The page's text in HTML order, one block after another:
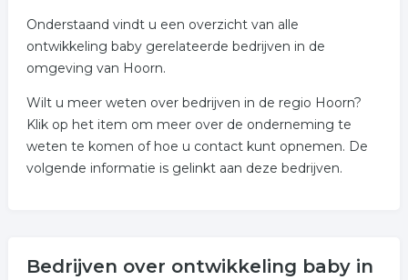
Onderstaand vindt u een overzicht van alle
ontwikkeling baby gerelateerde bedrijven in de
omgeving van Hoorn.
Wilt u meer weten over bedrijven in de regio Hoorn?
Klik op het item om meer over de onderneming te
weten te komen of hoe u contact kunt opnemen. De
volgende informatie is gelinkt aan deze bedrijven.
Bedrijven over ontwikkeling baby in